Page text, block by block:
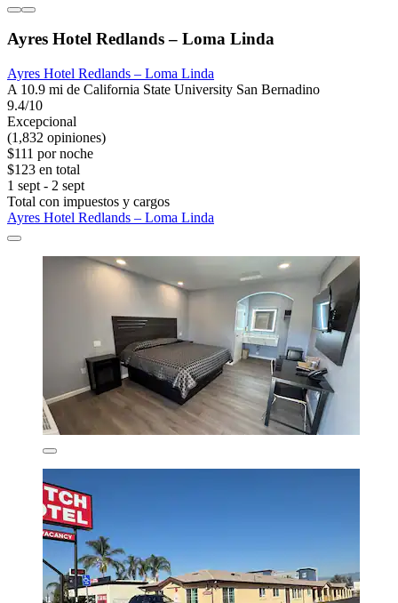
Ayres Hotel Redlands – Loma Linda
Ayres Hotel Redlands – Loma Linda
A 10.9 mi de California State University San Bernadino
9.4/10
Excepcional
(1,832 opiniones)
$111 por noche
$123 en total
1 sept - 2 sept
Total con impuestos y cargos
Ayres Hotel Redlands – Loma Linda